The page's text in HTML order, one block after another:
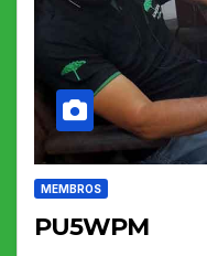
MEMBROS
PU5WPM